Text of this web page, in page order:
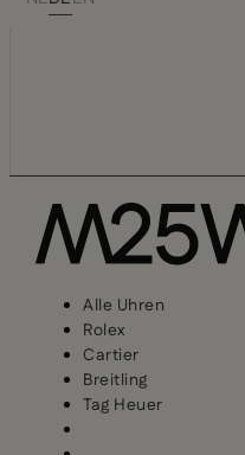
Alle Uhren
Rolex
Cartier
Breitling
Tag Heuer